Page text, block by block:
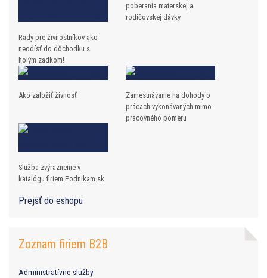
Rady pre živnostníkov ako
neodísť do dôchodku s
holým zadkom!
poberania materskej a
rodičovskej dávky
Ako založiť živnosť
Zamestnávanie na dohody o
prácach vykonávaných mimo
pracovného pomeru
Služba zvýraznenie v
katalógu firiem Podnikam.sk
Prejsť do eshopu
Zoznam firiem B2B
Administratívne služby